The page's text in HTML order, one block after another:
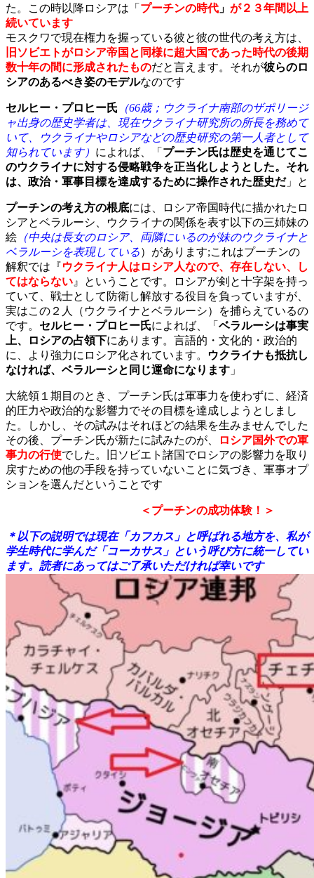
た。この時以降ロシアは「 プーチンの時代 」 が２３年間以上
続いています
モスクワで現在権力を握っている彼と彼の世代の考え方は、
旧ソビエトがロシア帝国と同様に超大国であった時代の後期
数十年の間に形成されたものだと言えます。それが彼らのロ
シアのあるべき姿のモデルなのです
セルヒー・プロヒー氏 （66歳；ウクライナ南部のザポリージ
ャ出身の歴史学者は、現在ウクライナ研究所の所長を務めて
いて、ウクライナやロシアなどの歴史研究の第一人者として
知られています） によれば、「 プーチン氏は歴史を通じてこ
のウクライナに対する侵略戦争を正当化しようとした。それ
は、政治・軍事目標を達成するために操作された歴史だ」と
プーチンの考え方の根底には、ロシア帝国時代に描かれたロ
シアとベラルーシ、ウクライナの関係を表す以下の三姉妹の
絵 （中央は長女のロシア、両隣にいるのが妹のウクライナと
ベラルーシを表現している）があります;これはプーチンの
解釈では『ウクライナ人はロシア人なので、存在しない、し
てはならない 』ということです。ロシアが剣と十字架を持っ
ていて、戦士として防衛し解放する役目を負っていますが、
実はこの２人（ウクライナとベラルーシ）を捕らえているの
です。 セルヒー・プロヒー氏によれば、「 ベラルーシは事実
上、ロシアの占領下にあります。言語的・文化的・政治的
に、より強力にロシア化されています。
ウクライナも抵抗し
なければ、ベラルーシと同じ運命になります 」
大統領１期目のとき、プーチン氏は軍事力を使わずに、経済
的圧力や政治的な影響力でその目標を達成しようとしまし
た。しかし、その試みはそれほどの結果を生みませんでした
その後、プーチン氏が新たに試みたのが、
ロシア国外での軍
事力の行使でした。旧ソビエト諸国でロシアの影響力を取り
戻すための他の手段を持っていないことに気づき、軍事オプ
ションを選んだということです
＜プーチンの成功体験！＞
＊以下の説明では現在「カフカス」と呼ばれる地方を、私が
学生時代に学んだ「コーカサス」という呼び方に統一してい
ます。読者にあってはご了承いただければ幸いです